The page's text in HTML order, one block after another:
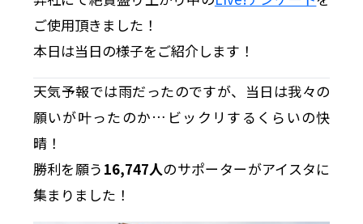
ご使用頂きました！
本日は当日の様子をご紹介します！
天気予報では雨だったのですが、当日は我々の
願いが叶ったのか…ビックリするくらいの快
晴！
勝利を願う 16,747人のサポーターがアイスタに
集まりました！